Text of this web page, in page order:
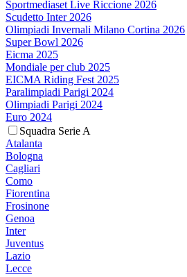
Sportmediaset Live Riccione 2026
Scudetto Inter 2026
Olimpiadi Invernali Milano Cortina 2026
Super Bowl 2026
Eicma 2025
Mondiale per club 2025
EICMA Riding Fest 2025
Paralimpiadi Parigi 2024
Olimpiadi Parigi 2024
Euro 2024
Squadra Serie A
Atalanta
Bologna
Cagliari
Como
Fiorentina
Frosinone
Genoa
Inter
Juventus
Lazio
Lecce